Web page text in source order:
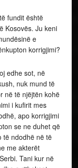
fundit është
Kosovës. Ju keni
e
korrigjimi?
edhe sot, në
nuk mund të
në të njëjtën kohë
i kufirit mes
apo korrigjimi
se ne duhet që
të ndodhë në të
me akterët
Tani kur në